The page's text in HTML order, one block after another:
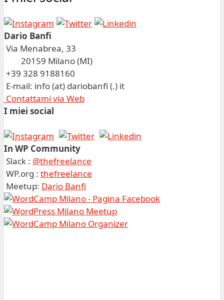
Dario Banfi
Via Menabrea, 33
20159 Milano (MI)
+39 328 9188160
E-mail: info (at) dariobanfi (.) it
Contattami via Web
I miei social
In WP Community
Slack : @thefreelance
WP.org : thefreelance
Meetup: Dario Banfi